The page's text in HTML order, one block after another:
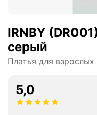
IRNBY
серый
Платья для взрослых
5,0